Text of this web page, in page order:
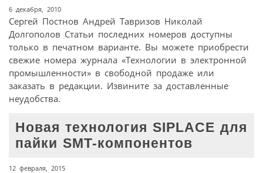
6 декабря, 2010
Сергей Постнов Андрей Тавризов Николай
Долгополов Статьи последних номеров доступны
только в печатном варианте. Вы можете приобрести
свежие номера журнала «Технологии в электронной
промышленности» в свободной продаже или
заказать в редакции. Извините за доставленные
неудобства.
Новая технология SIPLACE для
пайки SMT-компонентов
12 февраля, 2015